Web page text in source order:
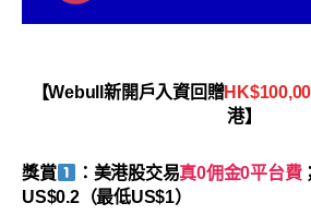
【Webull新開戶入資回贈
港】
獎賞 ：美港股交易真0佣金0平台費
US$0.2（最低US$1）